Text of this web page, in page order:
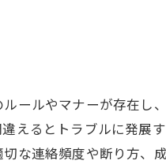
ールやマナーが存在し
えるとトラブルに発展
な連絡頻度や断り方、